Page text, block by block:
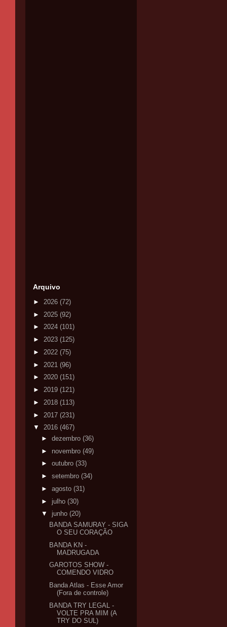
Arquivo
► 2026 (72)
► 2025 (92)
► 2024 (101)
► 2023 (125)
► 2022 (75)
► 2021 (96)
► 2020 (151)
► 2019 (121)
► 2018 (113)
► 2017 (231)
▼ 2016 (467)
► dezembro (36)
► novembro (49)
► outubro (33)
► setembro (34)
► agosto (31)
► julho (30)
▼ junho (20)
BANDA SAMURAY - SIGA
O SEU CORAÇÃO
BANDA KN -
MADRUGADA
GAROTOS SHOW -
COMENDO VIDRO
Banda Atlas - Esse Amor
(Fora de controle)
BANDA TRY LEGAL -
VOLTE PRA MIM (A
TRY DO SUL)